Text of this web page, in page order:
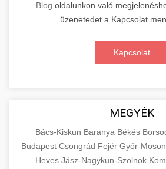
Blog oldalunkon való
üzenetedet a Kapcsolat
Kapcsolat
MEGYÉK
Bács-Kiskun Baranya Békés
Budapest Csongrád Fejér Győr-
Heves Jász-Nagykun-Szolnok